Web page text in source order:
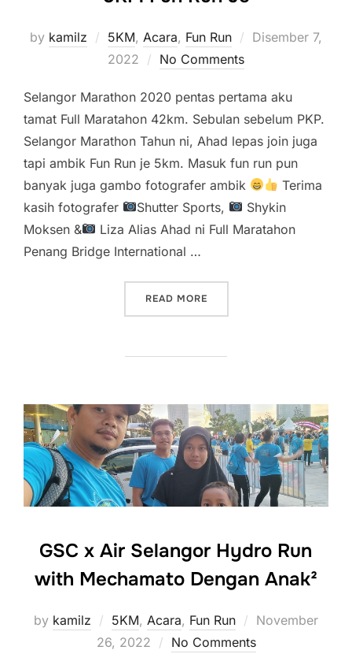
by kamilz 5KM, Acara, Fun Run
Posted
Disember 7,
2022
No Comments
Selangor Marathon 2020 pentas pertama aku
tamat Full Maratahon 42km. Sebulan sebelum PKP.
Selangor Marathon Tahun ni, Ahad lepas join juga
tapi ambik Fun Run je 5km. Masuk fun run pun
banyak juga gambo fotografer ambik
Terima
kasih fotografer
Shutter Sports,
Shykin
Moksen &
Liza Alias Ahad ni Full Maratahon
Penang Bridge International …
READ MORE“SELANGOR MARATHON
GSC x Air Selangor Hydro Run
with Mechamato Dengan Anak²
by kamilz 5KM, Acara, Fun Run
Posted
on
November
26, 2022
No Comments